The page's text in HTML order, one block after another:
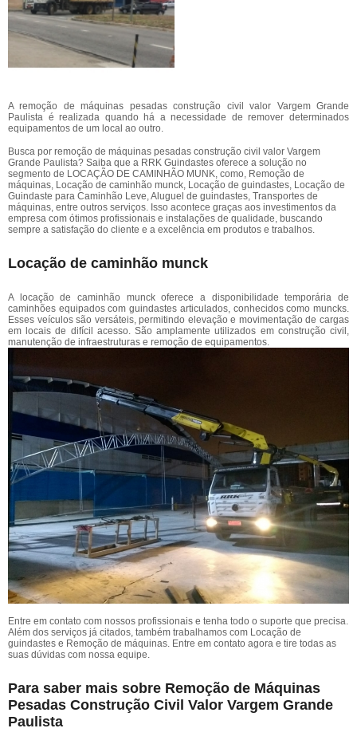
A remoção de máquinas pesadas construção civil valor Vargem Grande
Paulista é realizada quando há a necessidade de remover determinados
equipamentos de um local ao outro.
Busca por remoção de máquinas pesadas construção civil valor Vargem
Grande Paulista? Saiba que a RRK Guindastes oferece a solução no
segmento de LOCAÇÃO DE CAMINHÃO MUNK, como, Remoção de
máquinas, Locação de caminhão munck, Locação de guindastes, Locação de
Guindaste para Caminhão Leve, Aluguel de guindastes, Transportes de
máquinas, entre outros serviços. Isso acontece graças aos investimentos da
empresa com ótimos profissionais e instalações de qualidade, buscando
sempre a satisfação do cliente e a excelência em produtos e trabalhos.
Locação de caminhão munck
A locação de caminhão munck oferece a disponibilidade temporária de
caminhões equipados com guindastes articulados, conhecidos como muncks.
Esses veículos são versáteis, permitindo elevação e movimentação de cargas
em locais de difícil acesso. São amplamente utilizados em construção civil,
manutenção de infraestruturas e remoção de equipamentos.
Entre em contato com nossos profissionais e tenha todo o suporte que precisa.
Além dos serviços já citados, também trabalhamos com Locação de
guindastes e Remoção de máquinas. Entre em contato agora e tire todas as
suas dúvidas com nossa equipe.
Para saber mais sobre Remoção de Máquinas
Pesadas Construção Civil Valor Vargem Grande
Paulista